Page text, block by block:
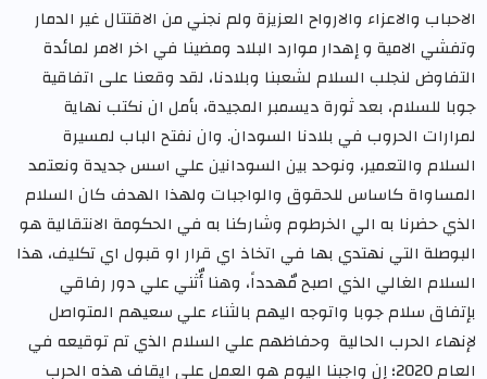
الاحباب والاعزاء والارواح العزيزة ولم نجني من الاقتتال غير الدمار
وتفشي الامية و إهدار موارد البلاد ومضينا في اخر الامر لمائدة
التفاوض لنجلب السلام لشعبنا وبلادنا، لقد وقعنا على اتفاقية
جوبا للسلام، بعد ثورة ديسمبر المجيدة، بأمل ان نكتب نهاية
لمرارات الحروب في بلادنا السودان. وان نفتح الباب لمسيرة
السلام والتعمير، ونوحد بين السودانين علي اسس جديدة ونعتمد
المساواة كاساس للحقوق والواجبات ولهذا الهدف كان السلام
الذي حضرنا به الي الخرطوم وشاركنا به في الحكومة الانتقالية هو
البوصلة التي نهتدي بها في اتخاذ اي قرار او قبول اي تكليف، هذا
السلام الغالي الذي اصبح مٌهدداً، وهنا أٌثني علي دور رفاقي
بإتفاق سلام جوبا واتوجه اليهم بالثناء علي سعيهم المتواصل
لإنهاء الحرب الحالية وحفاظهم علي السلام الذي تم توقيعه في
العام 2020؛ إن واجبنا اليوم هو العمل على ايقاف هذه الحرب